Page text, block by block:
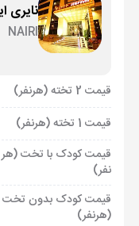
نایری
NAIRI
قیمت 2 تخته (هرنفر)
قیمت 1 تخته (هرنفر)
قیمت کودک با تخت (هر
نفر)
قیمت کودک بدون تخت
(هرنفر)